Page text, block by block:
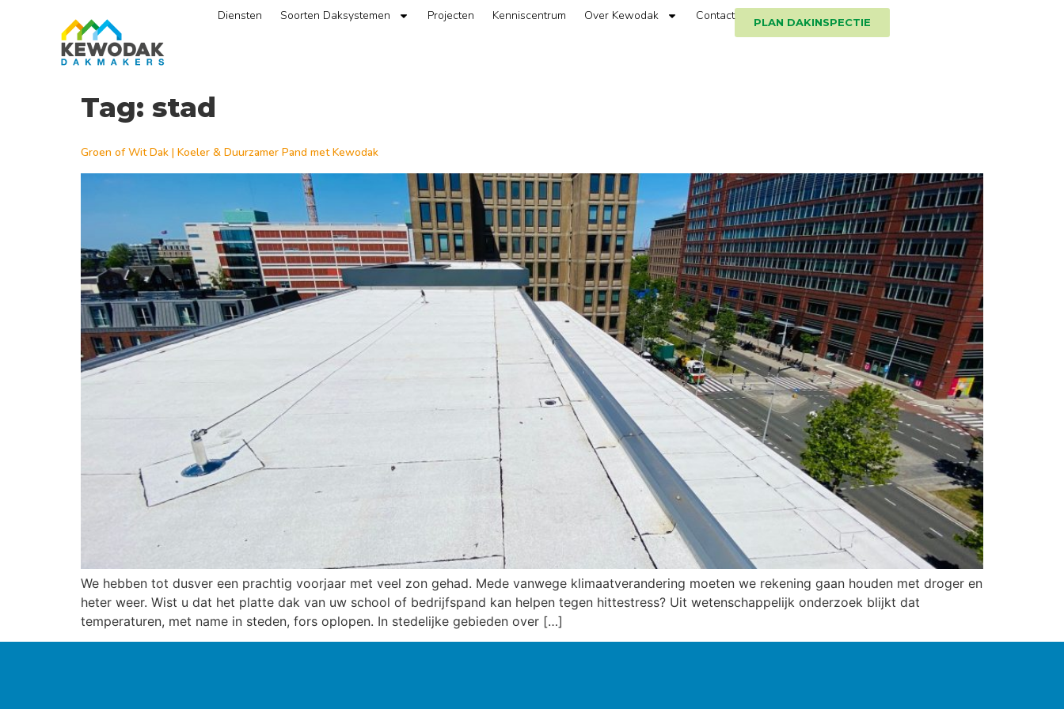
Diensten Soorten Daksystemen Projecten Kenniscentrum Over Kewodak Contact PLAN DAKINSPECTIE
Tag: stad
Groen of Wit Dak | Koeler & Duurzamer Pand met Kewodak
We hebben tot dusver een prachtig voorjaar met veel zon gehad. Mede vanwege klimaatverandering moeten we rekening gaan houden met droger en
heter weer. Wist u dat het platte dak van uw school of bedrijfspand kan helpen tegen hittestress? Uit wetenschappelijk onderzoek blijkt dat
temperaturen, met name in steden, fors oplopen. In stedelijke gebieden over […]